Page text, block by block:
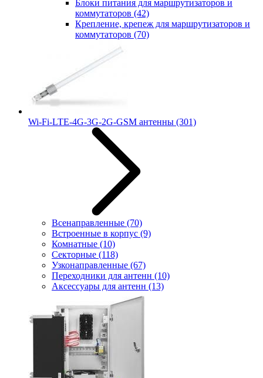
Блоки питания для маршрутизаторов и
коммутаторов (42)
Крепление, крепеж для маршрутизаторов и
коммутаторов (70)
Wi-Fi-LTE-4G-3G-2G-GSM антенны (301)
Всенаправленные (70)
Встроенные в корпус (9)
Комнатные (10)
Секторные (118)
Узконаправленные (67)
Переходники для антенн (10)
Аксессуары для антенн (13)